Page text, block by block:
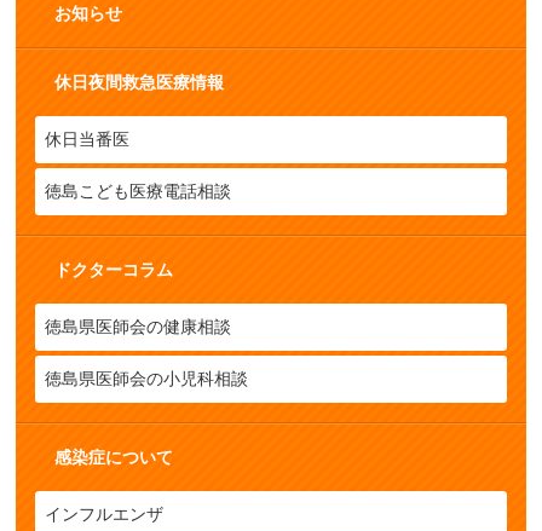
お知らせ
休日夜間救急医療情報
休日当番医
徳島こども医療電話相談
ドクターコラム
徳島県医師会の健康相談
徳島県医師会の小児科相談
感染症について
インフルエンザ